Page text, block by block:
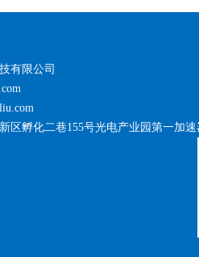
有限公司
区孵化二巷155号光电产业园第一加